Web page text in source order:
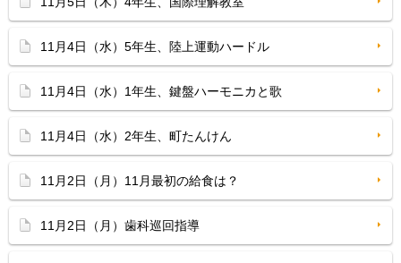
11月4日（水）5年生、陸上運動ハードル
11月4日（水）1年生、鍵盤ハーモニカと歌
11月4日（水）2年生、町たんけん
11月2日（月）11月最初の給食は？
11月2日（月）歯科巡回指導